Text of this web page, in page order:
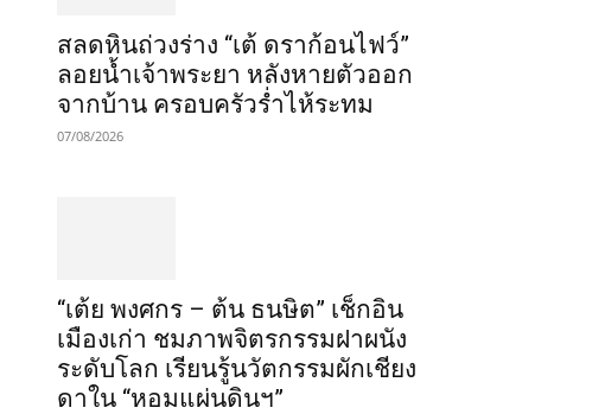
สลดหินถ่วงร่าง “เต้ ดราก้อนไฟว์”
ลอยน้ำเจ้าพระยา หลังหายตัวออก
จากบ้าน ครอบครัวร่ำไห้ระทม
07/08/2026
“เต้ย พงศกร – ต้น ธนษิต” เช็กอิน
เมืองเก่า ชมภาพจิตรกรรมฝาผนัง
ระดับโลก เรียนรู้นวัตกรรมผักเชียง
ดาใน “หอมแผ่นดินฯ”